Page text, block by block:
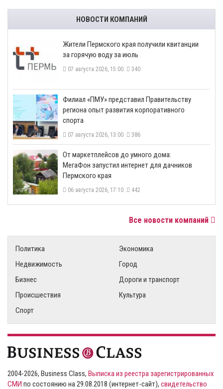
НОВОСТИ КОМПАНИЙ
​Жители Пермского края получили квитанции
за горячую воду за июль
07 августа 2026, 15:00 340
​Филиал «ПМУ» представил Правительству
региона опыт развития корпоративного
спорта
07 августа 2026, 13:00 386
От маркетплейсов до умного дома:
МегаФон запустил интернет для дачников
Пермского края
06 августа 2026, 17:10 442
Все новости компаний
Политика
Экономика
Недвижимость
Город
Бизнес
Дороги и транспорт
Происшествия
Культура
Спорт
2004-2026, Business Class, Выписка из реестра зарегистрированных
СМИ по состоянию на 29.08.2018 (интернет-сайт), свидетельство